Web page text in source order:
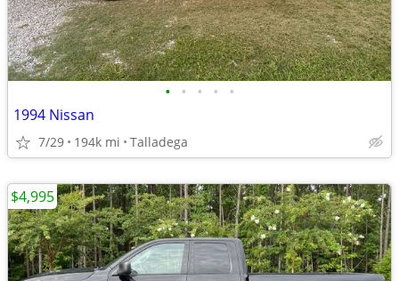
• • • • •
1994 Nissan
7/29 194k mi Talladega
$4,995